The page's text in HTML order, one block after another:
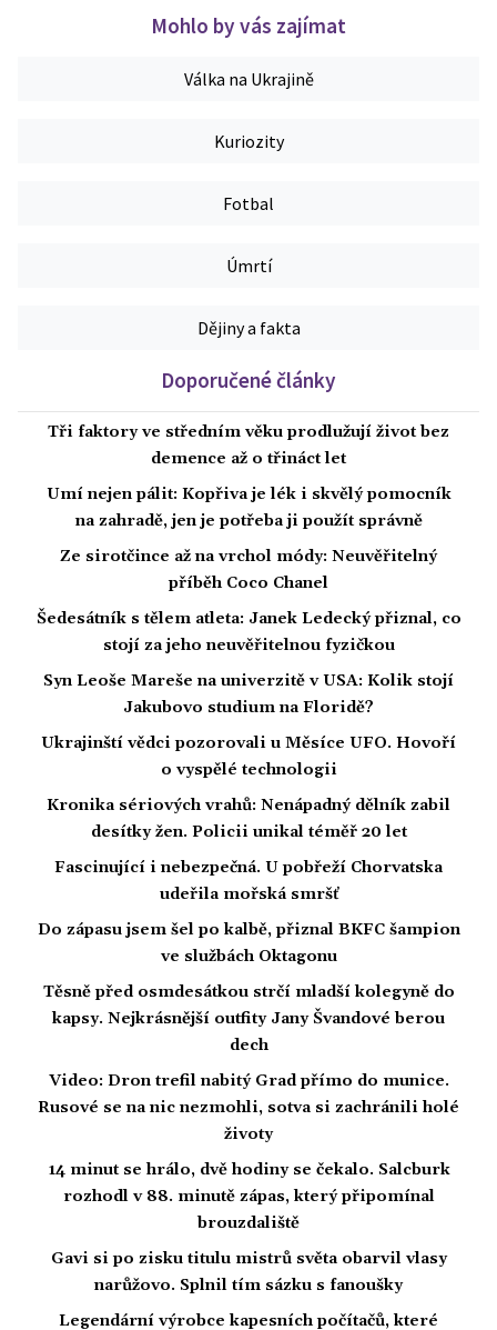
Mohlo by vás zajímat
Válka na Ukrajině
Kuriozity
Fotbal
Úmrtí
Dějiny a fakta
Doporučené články
Tři faktory ve středním věku prodlužují život bez
demence až o třináct let
Umí nejen pálit: Kopřiva je lék i skvělý pomocník
na zahradě, jen je potřeba ji použít správně
Ze sirotčince až na vrchol módy: Neuvěřitelný
příběh Coco Chanel
Šedesátník s tělem atleta: Janek Ledecký přiznal, co
stojí za jeho neuvěřitelnou fyzičkou
Syn Leoše Mareše na univerzitě v USA: Kolik stojí
Jakubovo studium na Floridě?
Ukrajinští vědci pozorovali u Měsíce UFO. Hovoří
o vyspělé technologii
Kronika sériových vrahů: Nenápadný dělník zabil
desítky žen. Policii unikal téměř 20 let
Fascinující i nebezpečná. U pobřeží Chorvatska
udeřila mořská smršť
Do zápasu jsem šel po kalbě, přiznal BKFC šampion
ve službách Oktagonu
Těsně před osmdesátkou strčí mladší kolegyně do
kapsy. Nejkrásnější outfity Jany Švandové berou
dech
Video: Dron trefil nabitý Grad přímo do munice.
Rusové se na nic nezmohli, sotva si zachránili holé
životy
14 minut se hrálo, dvě hodiny se čekalo. Salcburk
rozhodl v 88. minutě zápas, který připomínal
brouzdaliště
Gavi si po zisku titulu mistrů světa obarvil vlasy
narůžovo. Splnil tím sázku s fanoušky
Legendární výrobce kapesních počítačů, které